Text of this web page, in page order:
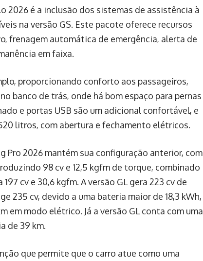
2026 é a inclusão dos sistemas de assistência à
na versão GS. Este pacote oferece recursos
frenagem automática de emergência, alerta de
em faixa.
proporcionando conforto aos passageiros,
banco de trás, onde há bom espaço para pernas
e portas USB são um adicional confortável, e
litros, com abertura e fechamento elétricos.
Pro 2026 mantém sua configuração anterior, com
98 cv e 12,5 kgfm de torque, combinado
cv e 30,6 kgfm. A versão GL gera 223 cv de
235 cv, devido a uma bateria maior de 18,3 kWh,
em modo elétrico. Já a versão GL conta com uma
de 39 km.
que permite que o carro atue como uma